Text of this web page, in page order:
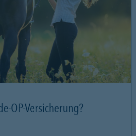
OP-Versicherung?